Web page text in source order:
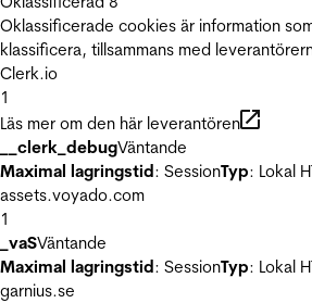
Oklassificerade cookies är information
klassificera, tillsammans med
Clerk.io
1
Läs mer om den här leverantören
__clerk_debugVäntande
Maximal lagringstid: SessionTyp: Lokal
assets.voyado.com
1
_vaSVäntande
Maximal lagringstid: SessionTyp: Lokal
garnius.se